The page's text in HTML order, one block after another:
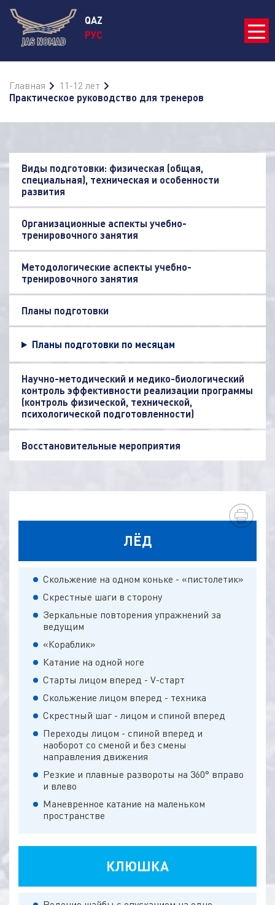
QAZ
РУС
Главная 11-12 лет
Практическое руководство для тренеров
Виды подготовки: физическая (общая,
специальная), техническая и особенности
развития
Организационные аспекты учебно-
тренировочного занятия
Методологические аспекты учебно-
тренировочного занятия
Планы подготовки
Планы подготовки по месяцам
Научно-методический и медико-биологический
контроль эффективности реализации программы
(контроль физической, технической,
психологической подготовленности)
Восстановительные мероприятия
ЛЁД
Скольжение на одном коньке - «пистолетик»
Скрестные шаги в сторону
Зеркальные повторения упражнений за
ведущим
«Кораблик»
Катание на одной ноге
Старты лицом вперед - V-старт
Скольжение лицом вперед - техника
Скрестный шаг - лицом и спиной вперед
Переходы лицом - спиной вперед и
наоборот со сменой и без смены
направления движения
Резкие и плавные развороты на 360° вправо
и влево
Маневренное катание на маленьком
пространстве
КЛЮШКА